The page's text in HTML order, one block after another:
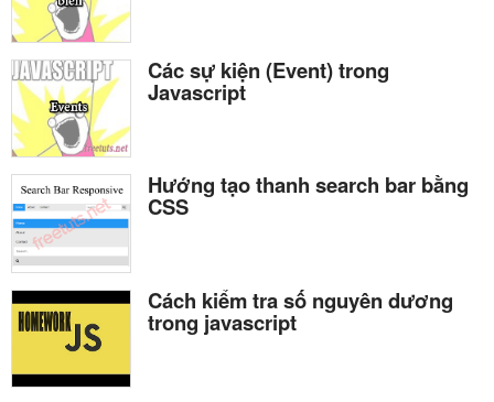
Các sự kiện (Event) trong
Javascript
Hướng tạo thanh search bar bằng
CSS
Cách kiểm tra số nguyên dương
trong javascript